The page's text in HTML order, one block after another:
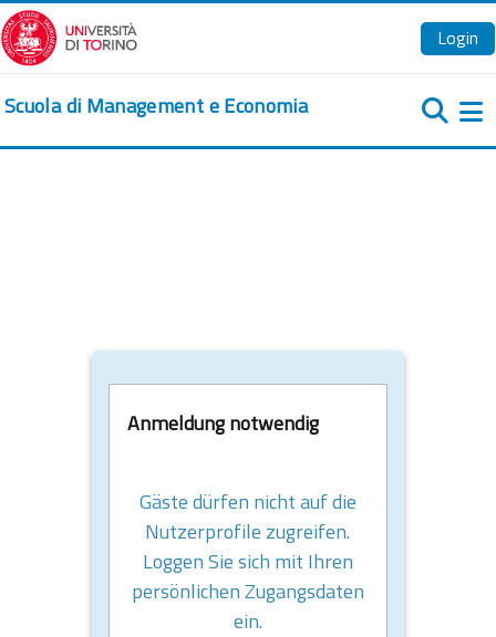
Zum Hauptinhalt
Login
Scuola di Management e Economia
Anmeldung notwendig
Gäste dürfen nicht auf die
Nutzerprofile zugreifen.
Loggen Sie sich mit Ihren
persönlichen Zugangsdaten
ein.